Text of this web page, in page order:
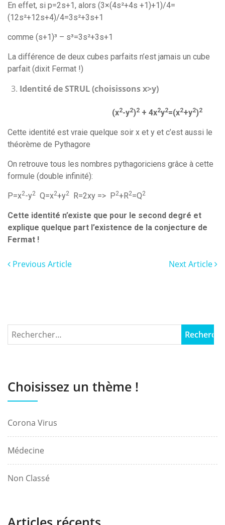
En effet, si p=2s+1, alors (3×(4s²+4s +1)+1)/4=
(12s²+12s+4)/4=3s²+3s+1
comme (s+1)³ – s³=3s²+3s+1
La différence de deux cubes parfaits n’est jamais un cube
parfait (dixit Fermat !)
Identité de STRUL (choisissons x>y)
(x2-y2)2 + 4x2y2=(x2+y2)2
Cette identité est vraie quelque soir x et y et c’est aussi le
théorème de Pythagore
On retrouve tous les nombres pythagoriciens grâce à cette
formule (double infinité):
P=x2-y2 Q=x2+y2 R=2xy => P2+R2=Q2
Cette identité n’existe que pour le second degré et
explique quelque part l’existence de la conjecture de
Fermat !
Previous Article Next Article
Choisissez un thème !
Corona Virus
Médecine
Non Classé